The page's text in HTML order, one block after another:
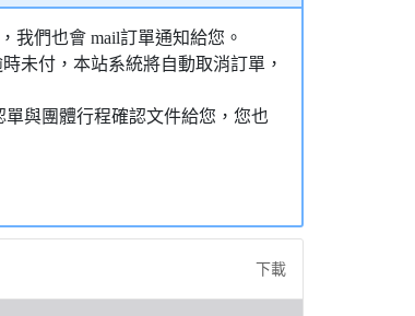
我們也會 mail訂單通知給您。
未付，本站系統將自動取消訂單，
與團體行程確認文件給您，您也
下載